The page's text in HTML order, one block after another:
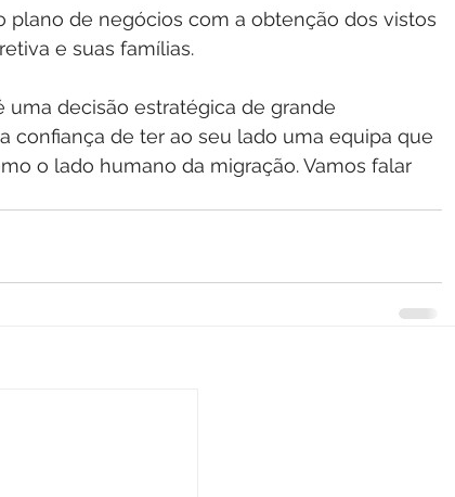
plano de negócios com a obtenção dos vistos
e suas famílias.
uma decisão estratégica de grande
confiança de ter ao seu lado uma equipa que
o lado humano da migração. Vamos falar